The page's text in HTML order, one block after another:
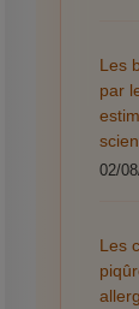
Les
par
02/
Les